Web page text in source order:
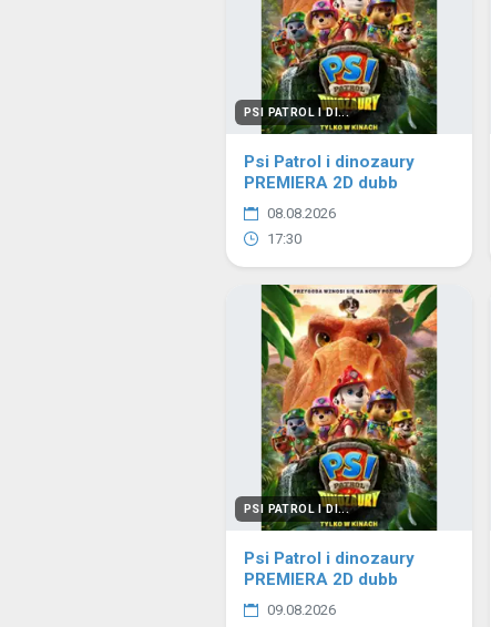
PSI PATROL I DI...
Psi Patrol i dinozaury
PREMIERA 2D dubb
08.08.2026
17:30
PSI PATROL I DI...
Psi Patrol i dinozaury
PREMIERA 2D dubb
09.08.2026